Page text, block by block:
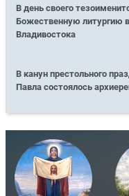
В день своего
Божественную литургию
Владивостока
В канун престольного
Павла состоялось